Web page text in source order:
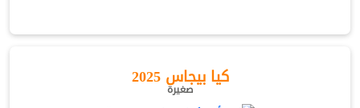
كيا بيجاس 2025
صغيرة